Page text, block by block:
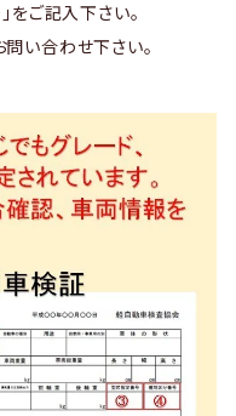
をご記入下さい。
い合わせ下さい。